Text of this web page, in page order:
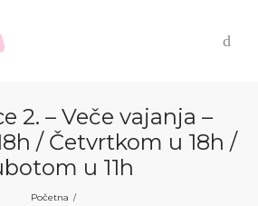
2. – Veče vajanja –
/ Četvrtkom u 18h /
u 11h
Početna /